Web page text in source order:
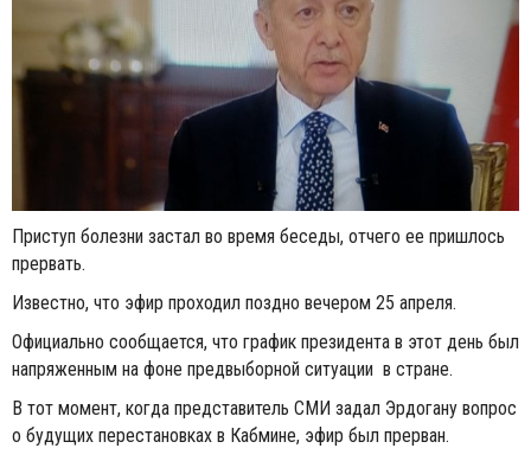
Приступ болезни застал во время беседы, отчего ее пришлось
прервать.
Известно, что эфир проходил поздно вечером 25 апреля.
Официально сообщается, что график президента в этот день был
напряженным на фоне предвыборной ситуации в стране.
В тот момент, когда представитель СМИ задал Эрдогану вопрос
о будущих перестановках в Кабмине, эфир был прерван.